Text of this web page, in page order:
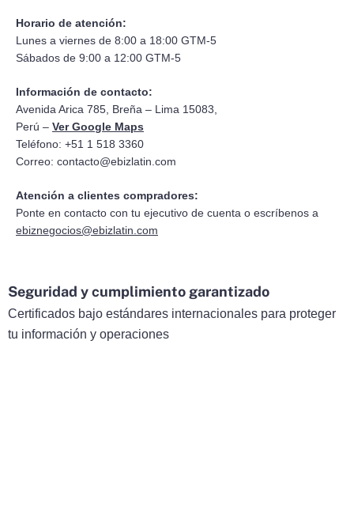
Horario de atención:
Lunes a viernes de 8:00 a 18:00 GTM-5
Sábados de 9:00 a 12:00 GTM-5
Información de contacto:
Avenida Arica 785, Breña – Lima 15083,
Perú – Ver Google Maps
Teléfono: +51 1 518 3360
Correo: contacto@ebizlatin.com
Atención a clientes compradores:
Ponte en contacto con tu ejecutivo de cuenta o escríbenos a
ebiznegocios@ebizlatin.com
Seguridad y cumplimiento garantizado
Certificados bajo estándares internacionales para proteger
tu información y operaciones